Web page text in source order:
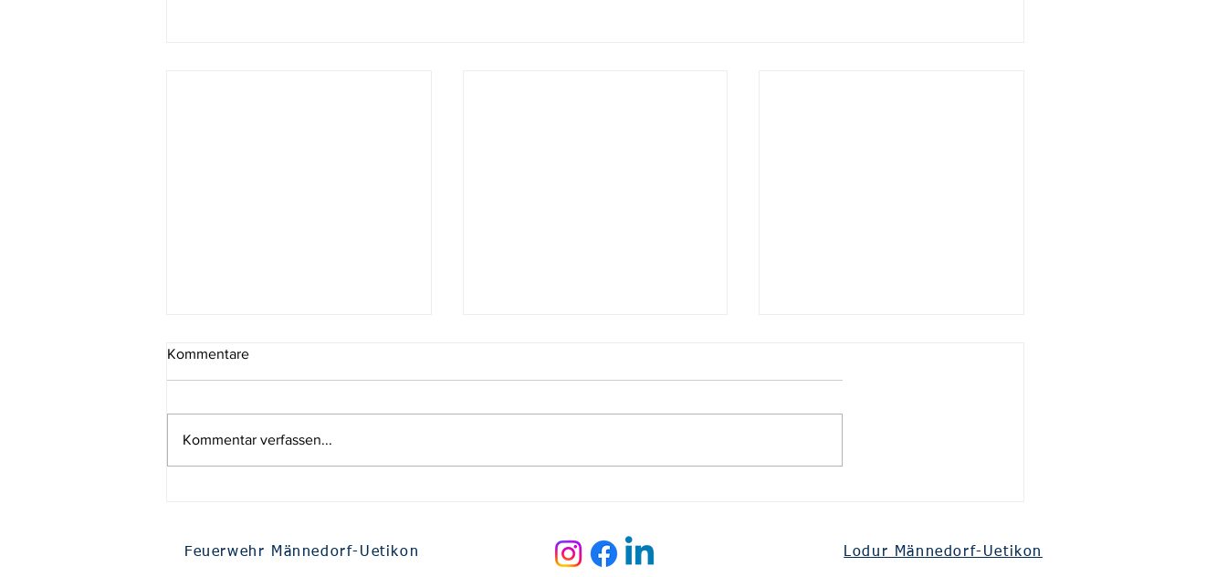
#088 Brand
#087 Verkehrsregelung
Kommentare
Kommentar verfassen...
Feuerwehr Männedorf-Uetikon Lodur Männedorf-Uetikon